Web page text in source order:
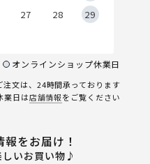
27 28
29
オンラインショップ休業日
文は、24時間承っております
業日は店舗情報をご覧ください
をお届け！
いお買い物♪